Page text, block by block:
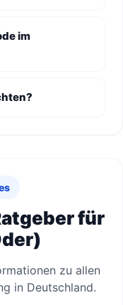
im
für
zu allen
in Deutschland.